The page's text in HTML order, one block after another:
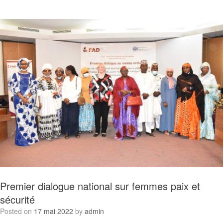
Premier dialogue national sur femmes paix et
sécurité
Posted on 17 mai 2022 by admin